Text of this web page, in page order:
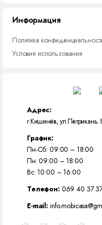
Информация
Политика
Условия использования
Адрес:
г.Кишинёв, ул.Петрикань
График:
Пн-Сб: 09:00 – 18:00
Пн: 09:00 – 18:00
Вс: 10:00 – 16:00
Телефон: 069 40 37
E-mail: